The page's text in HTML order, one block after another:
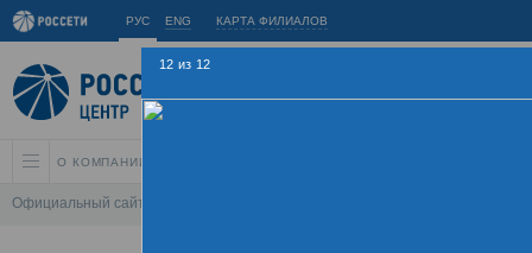
РУС ENG КАРТА ФИЛИАЛОВ
О КОМПАНИИ
Официальный сайт
12 из 12